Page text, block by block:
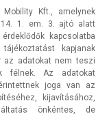
Kft., amelynek
14. 1. em. 3. ajtó alatt
kapcsolatba
kapjanak
az adatokat nem teszi
félnek. Az adatokat
joga van az
kijavításához,
önkéntes, de